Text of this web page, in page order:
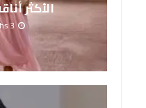
الأكثر
3 months منذ